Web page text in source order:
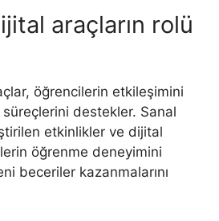
araçların rolü
öğrencilerin etkileşimini
destekler. Sanal
etkinlikler ve dijital
öğrenme deneyimini
beceriler kazanmalarını